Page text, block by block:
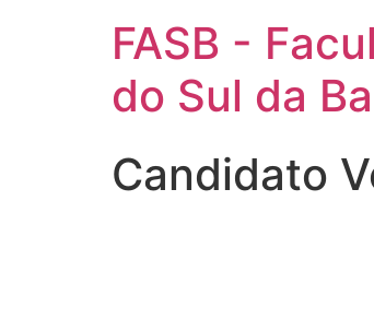
FASB -
do Sul da
Candidato